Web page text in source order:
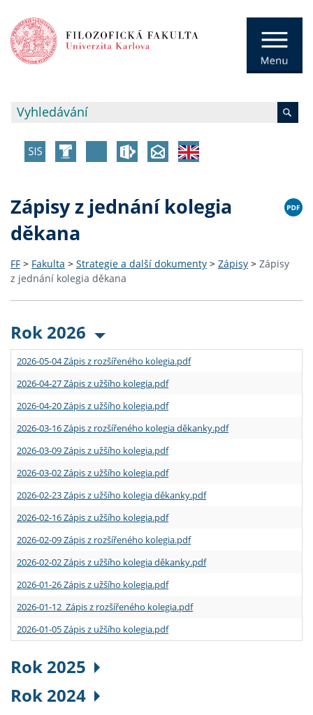
Zápisy z jednání kolegia
děkana
FF > Fakulta > Strategie a další dokumenty > Zápisy > Zápisy
z jednání kolegia děkana
Rok 2026
2026-05-04 Zápis z rozšířeného kolegia.pdf
2026-04-27 Zápis z užšího kolegia.pdf
2026-04-20 Zápis z užšího kolegia.pdf
2026-03-16 Zápis z rozšířeného kolegia děkanky.pdf
2026-03-09 Zápis z užšího kolegia.pdf
2026-03-02 Zápis z užšího kolegia.pdf
2026-02-23 Zápis z užšího kolegia děkanky.pdf
2026-02-16 Zápis z užšího kolegia.pdf
2026-02-09 Zápis z rozšířeného kolegia.pdf
2026-02-02 Zápis z užšího kolegia děkanky.pdf
2026-01-26 Zápis z užšího kolegia.pdf
2026-01-12 Zápis z rozšířeného kolegia.pdf
2026-01-05 Zápis z užšího kolegia.pdf
Rok 2025
Rok 2024